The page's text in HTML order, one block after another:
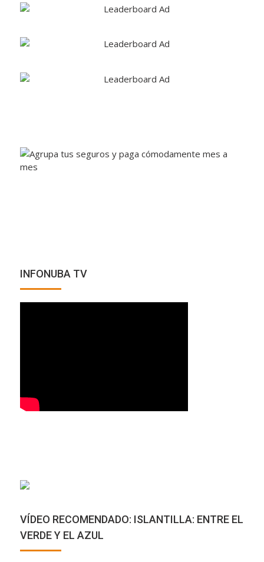
INFONUBA TV
VÍDEO RECOMENDADO: ISLANTILLA: ENTRE EL
VERDE Y EL AZUL